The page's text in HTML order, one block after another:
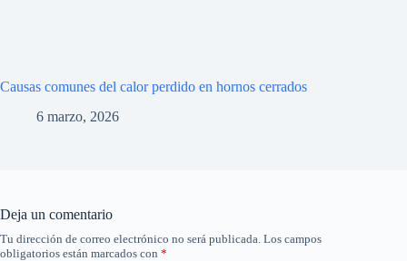
Causas comunes del calor perdido en hornos cerrados
6 marzo, 2026
Deja un comentario
Tu dirección de correo electrónico no será publicada. Los campos
obligatorios están marcados con *